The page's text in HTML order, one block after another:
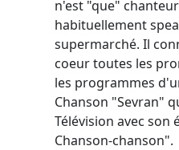
n'est "que"
habituellement
supermarché. Il
coeur toutes les
les programmes
Chanson "Sevran"
Télévision avec son
Chanson-chanson".